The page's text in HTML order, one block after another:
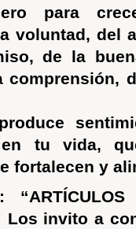
para
voluntad, del
de la
comprensión,
en tu vida,
fortalecen y
Los invito a